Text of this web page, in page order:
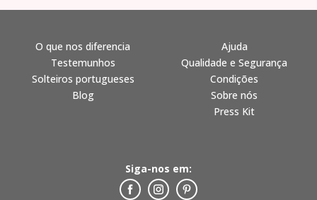
O que nos diferencia
Testemunhos
Solteiros portugueses
Blog
Ajuda
Qualidade e Segurança
Condições
Sobre nós
Press Kit
Siga-nos em: